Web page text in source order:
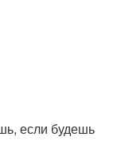
если будешь